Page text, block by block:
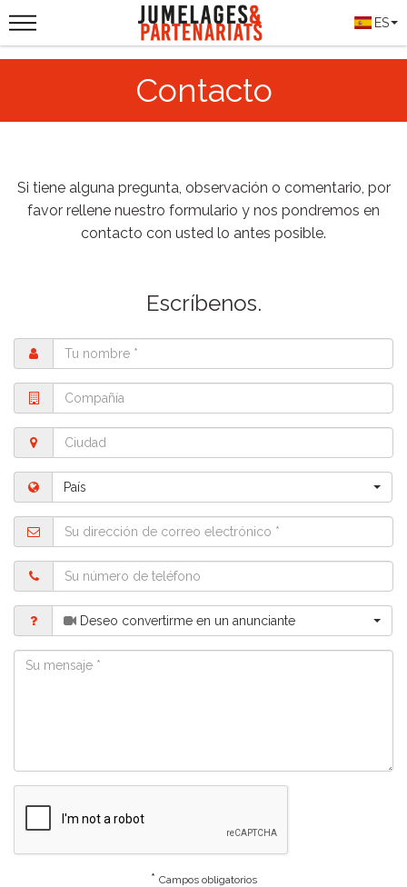
ES
Contacto
Si tiene alguna pregunta, observación o comentario, por
favor rellene nuestro formulario y nos pondremos en
contacto con usted lo antes posible.
Escríbenos.
Nombre
Compañía
Ciudad
PaísPaís
Dirección
correo
Teléfono
PatrónDeseo convertirme en un anunciante
Mensaje
* Campos obligatorios